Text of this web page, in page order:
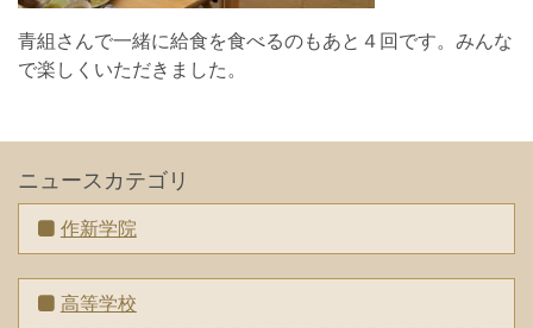
青組さんで一緒に給食を食べるのもあと４回です。みんな
で楽しくいただきました。
ニュースカテゴリ
作新学院
高等学校